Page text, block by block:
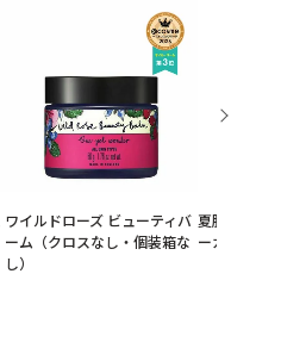
ワイルドローズ ビューティバ
ーム（クロスなし・個装箱な
し）
夏肌レスキ
ーガン美容